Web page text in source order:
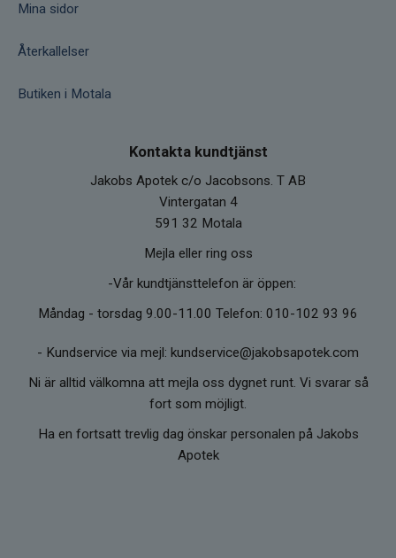
Mina sidor
Återkallelser
Butiken i Motala
Kontakta kundtjänst
Jakobs Apotek c/o Jacobsons. T AB
Vintergatan 4
591 32 Motala
Mejla eller ring oss
-Vår kundtjänsttelefon är öppen:
Måndag - torsdag 9.00-11.00 Telefon: 010-102 93 96
- Kundservice via mejl: kundservice@jakobsapotek.com
Ni är alltid välkomna att mejla oss dygnet runt. Vi svarar så
fort som möjligt.
Ha en fortsatt trevlig dag önskar personalen på Jakobs
Apotek